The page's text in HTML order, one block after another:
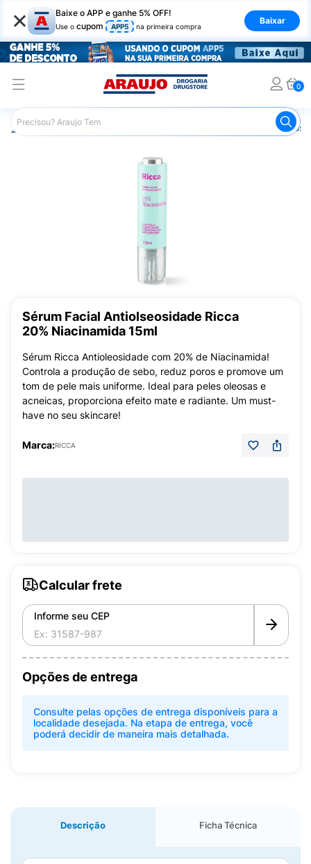
× Baixe o APP e ganhe 5% OFF!
Use o cupom APP5 na primeira compra
Baixar
0
Araujo Dermocosméticos Dermocosméticos para o
Sérum Facial Antiolseosidade Ricca
20% Niacinamida 15ml
Sérum Ricca Antioleosidade com 20% de Niacinamida!
Controla a produção de sebo, reduz poros e promove um
tom de pele mais uniforme. Ideal para peles oleosas e
acneicas, proporciona efeito mate e radiante. Um must-
have no seu skincare!
Marca:RICCA
Calcular frete
Informe seu CEP
Opções de entrega
Consulte pelas opções de entrega disponíveis para a
localidade desejada. Na etapa de entrega, você
poderá decidir de maneira mais detalhada.
Descrição Ficha Técnica